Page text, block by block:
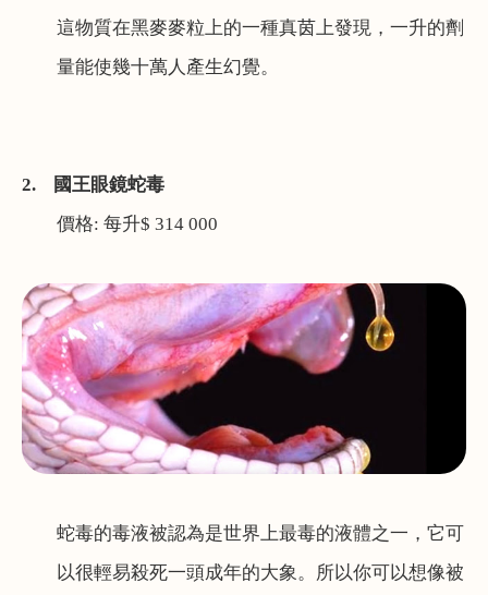
這物質在黑麥麥粒上的一種真茵上發現，一升的劑
量能使幾十萬人產生幻覺。
2.
國王眼鏡蛇毒
價格: 每升$ 314 000
蛇毒的毒液被認為是世界上最毒的液體之一，它可
以很輕易殺死一頭成年的大象。所以你可以想像被